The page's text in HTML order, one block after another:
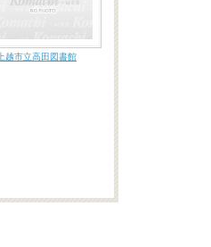
上越市立高田図書館